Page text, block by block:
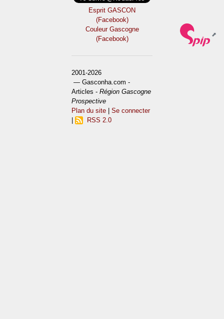
Esprit GASCON
(Facebook)
Couleur Gascogne
(Facebook)
2001-2026
— Gasconha.com -
Articles -Région Gascogne
Prospective
Plan du site |Se connecter
RSS 2.0